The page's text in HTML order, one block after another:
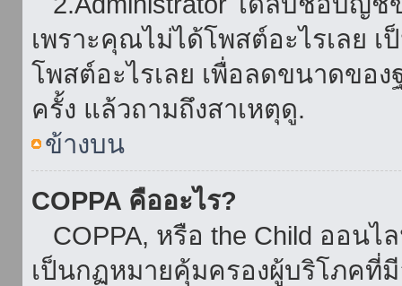
เพราะคุณไม่ได้โพสต์อะไรเลย
โพสต์อะไรเลย เพื่อลดขนาดขอ
ครั้ง แล้วถามถึงสาเหตุดู.
ข้างบน
COPPA คืออะไร?
COPPA, หรือ the Child ออนไ
เป็นกฏหมายคุ้มครองผู้บริโภคที่